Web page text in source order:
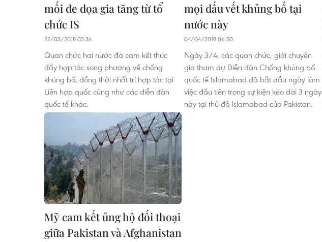
mối đe dọa gia tăng từ tổ
chức IS
22/03/2018 03:36
Quan chức hai nước đã cam kết thúc
đẩy hợp tác song phương về chống
khủng bố, đồng thời nhất trí hợp tác tại
Liên hợp quốc cũng như các diễn đàn
quốc tế khác.
mọi dấu vết khủng bố tại
nước này
04/04/2018 06:50
Ngày 3/4, các quan chức, giới chuyên
gia tham dự Diễn đàn Chống khủng bố
quốc tế Islamabad đã bắt đầu ngày làm
việc đầu tiên trong sự kiện kéo dài 3 ngày
này tại thủ đô Islamabad của Pakistan.
Mỹ cam kết ủng hộ đối thoại
giữa Pakistan và Afghanistan